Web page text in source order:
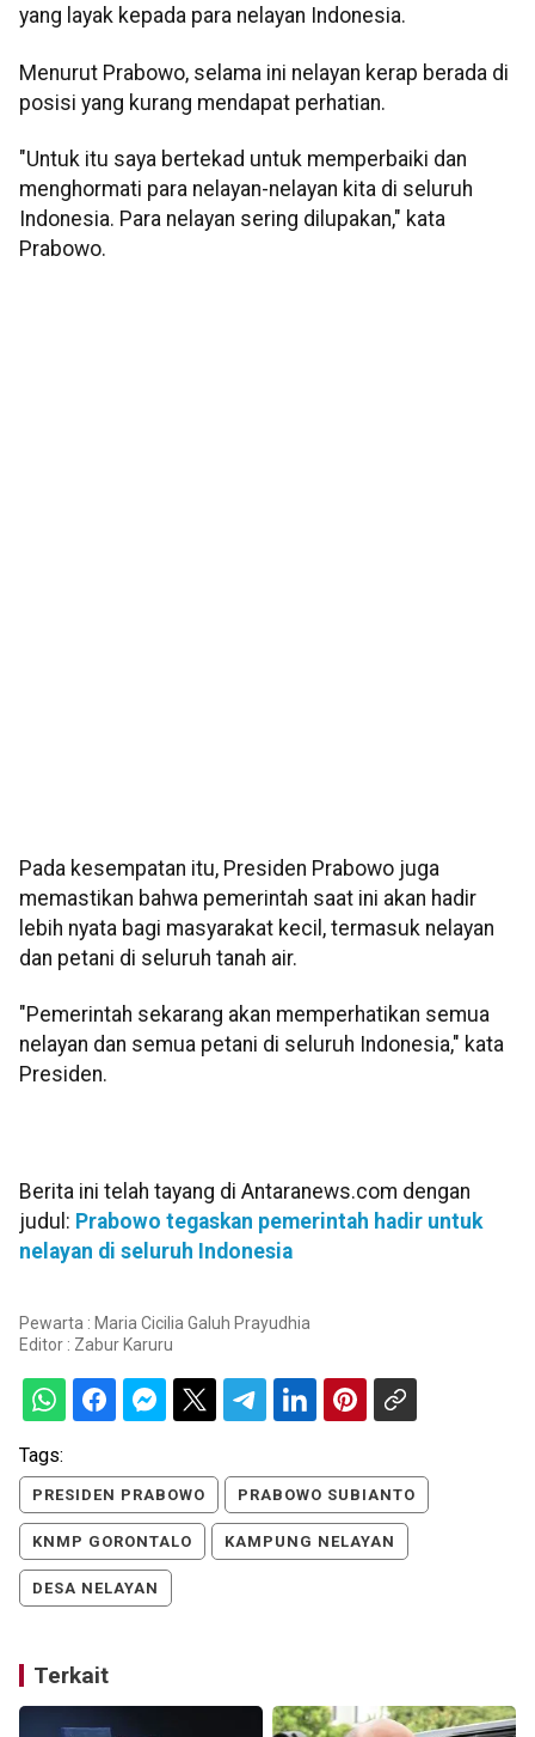
yang layak kepada para nelayan Indonesia.
Menurut Prabowo, selama ini nelayan kerap berada di
posisi yang kurang mendapat perhatian.
"Untuk itu saya bertekad untuk memperbaiki dan
menghormati para nelayan-nelayan kita di seluruh
Indonesia. Para nelayan sering dilupakan," kata
Prabowo.
Pada kesempatan itu, Presiden Prabowo juga
memastikan bahwa pemerintah saat ini akan hadir
lebih nyata bagi masyarakat kecil, termasuk nelayan
dan petani di seluruh tanah air.
"Pemerintah sekarang akan memperhatikan semua
nelayan dan semua petani di seluruh Indonesia," kata
Presiden.
Berita ini telah tayang di Antaranews.com dengan
judul: Prabowo tegaskan pemerintah hadir untuk
nelayan di seluruh Indonesia
Pewarta : Maria Cicilia Galuh Prayudhia
Editor : Zabur Karuru
Tags:
PRESIDEN PRABOWO PRABOWO SUBIANTO
KNMP GORONTALO KAMPUNG NELAYAN
DESA NELAYAN
Terkait